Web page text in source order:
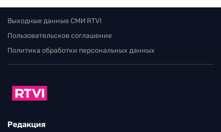
Выходные данные СМИ RTVI
Пользовательское соглашение
Политика обработки персональных данных
Редакция